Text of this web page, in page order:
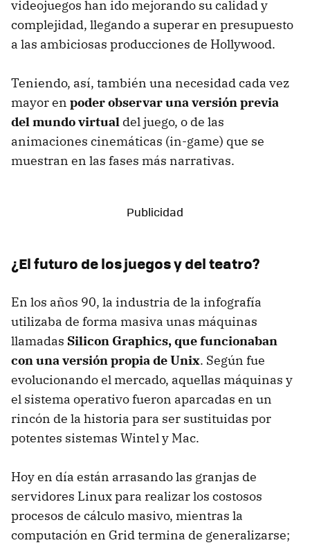
videojuegos han ido mejorando su calidad y
complejidad, llegando a superar en presupuesto
a las ambiciosas producciones de Hollywood.
Teniendo, así, también una necesidad cada vez
mayor en poder observar una versión previa
del mundo virtual del juego, o de las
animaciones cinemáticas (in-game) que se
muestran en las fases más narrativas.
¿El futuro de los juegos y del teatro?
En los años 90, la industria de la infografía
utilizaba de forma masiva unas máquinas
llamadas Silicon Graphics, que funcionaban
con una versión propia de Unix. Según fue
evolucionando el mercado, aquellas máquinas y
el sistema operativo fueron aparcadas en un
rincón de la historia para ser sustituidas por
potentes sistemas Wintel y Mac.
Hoy en día están arrasando las granjas de
servidores Linux para realizar los costosos
procesos de cálculo masivo, mientras la
computación en Grid termina de generalizarse;